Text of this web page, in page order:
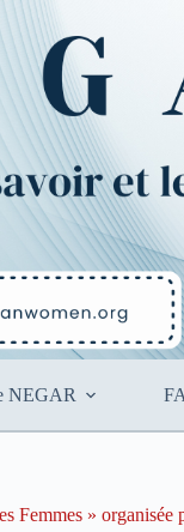
NEGAR
Femmes » organisée